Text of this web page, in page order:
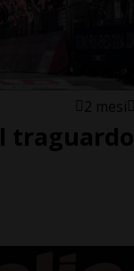
2 mesi
traguardo